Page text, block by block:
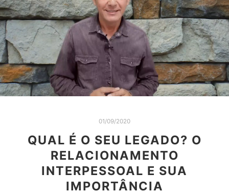
01/09/2020
QUAL É O SEU LEGADO? O
RELACIONAMENTO
INTERPESSOAL E SUA
IMPORTÂNCIA